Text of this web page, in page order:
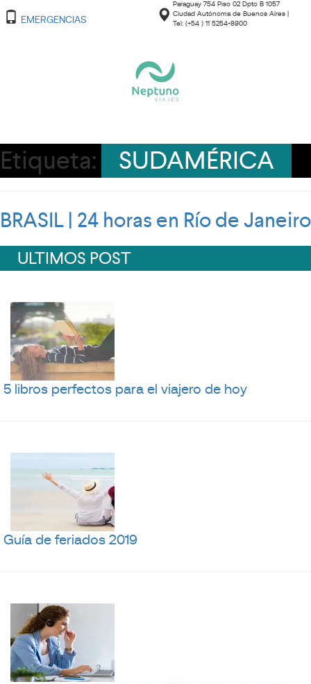
EMERGENCIAS
Paraguay 754 Piso 02 Dpto B 1057
Ciudad Autónoma de Buenos Aires |
Tel: (+54 ) 11 5254-8900
Etiqueta: SUDAMÉRICA
BRASIL | 24 horas en Río de Janeiro
ULTIMOS POST
5 libros perfectos para el viajero de hoy
Guía de feriados 2019